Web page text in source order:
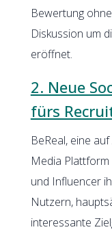
Bewertung
Diskussion um
eröffnet.
2. Neue
fürs
BeReal, eine
Media
und Influencer
Nutzern,
interessante